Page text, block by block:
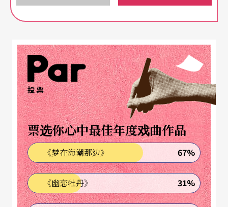
她总是那么引人目光
那一年的我在《欧洲日报》打工，已经在纽约看过
威尔森的作品， 对威尔森的作品《沙滩上的爱因斯
坦》的超现实美感大感震撼，很喜欢他在后现代剧
场的表现。我和他联系上，他表示愿意接受我的专
访，但他说，采访时间不定，我可以早上便到排练
室等他，他的意思是我可以陪他排练，之后一起参
加他的记者会，在记者会后，他会择时接受我的采
访。我当然愿意。也因此我有机会在那一年陪伴了
他一天。
投票
票选你心中最佳年度戏曲作品
《梦在海潮那边》 67%
《幽恋牡丹》 31%